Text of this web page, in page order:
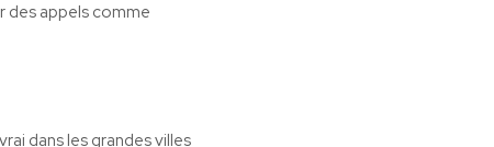
des appels comme
dans les grandes villes